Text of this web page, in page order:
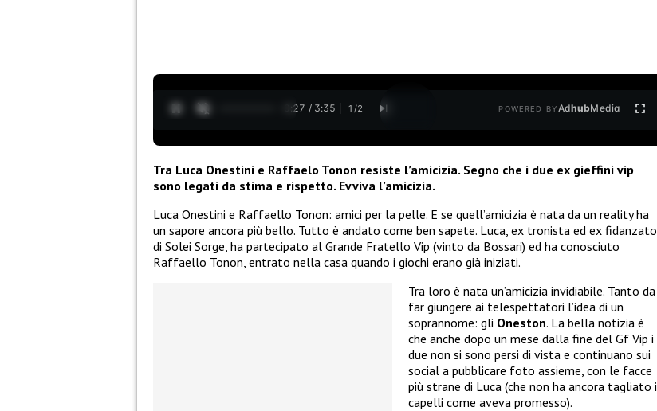
0:28 / 3:35 1 /2 POWERED BYAdhubMedia
Tra Luca Onestini e Raffaelo Tonon resiste l’amicizia. Segno che i due ex gieffini vip
sono legati da stima e rispetto. Evviva l’amicizia.
Luca Onestini e Raffaello Tonon: amici per la pelle. E se quell’amicizia è nata da un reality ha
un sapore ancora più bello. Tutto è andato come ben sapete. Luca, ex tronista ed ex fidanzato
di Solei Sorge, ha partecipato al Grande Fratello Vip (vinto da Bossari) ed ha conosciuto
Raffaello Tonon, entrato nella casa quando i giochi erano già iniziati.
Tra loro è nata un’amicizia invidiabile. Tanto da
far giungere ai telespettatori l’idea di un
soprannome: gli Oneston. La bella notizia è
che anche dopo un mese dalla fine del Gf Vip i
due non si sono persi di vista e continuano sui
social a pubblicare foto assieme, con le facce
più strane di Luca (che non ha ancora tagliato i
capelli come aveva promesso).